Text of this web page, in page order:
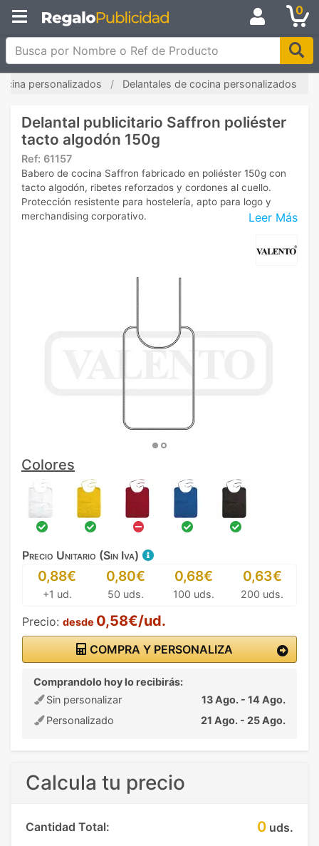
0
Busca por Nombre o Ref de Producto
personalizados Delantales de cocina personalizados
Delantal publicitario Saffron poliéster
tacto algodón 150g
Ref: 61157
Leer Más
Babero de cocina Saffron fabricado en poliéster 150g con
tacto algodón, ribetes reforzados y cordones al cuello.
Protección resistente para hostelería, apto para logo y
merchandising corporativo.
Colores
Precio Unitario (Sin Iva)
0,88€
+1 ud.
0,80€
50 uds.
0,68€
100 uds.
0,63€
200 uds.
Precio: desde 0,58€/ud.
COMPRA Y PERSONALIZA
Comprandolo hoy lo recibirás:
Sin personalizar
13 Ago. - 14 Ago.
Personalizado
21 Ago. - 25 Ago.
Calcula tu precio
Cantidad Total: 0 uds.